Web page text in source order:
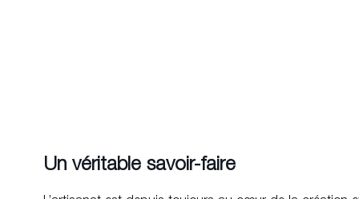
Un véritable savoir-faire